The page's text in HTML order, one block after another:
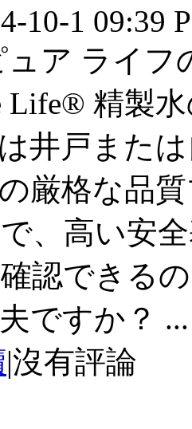
10-1 09:39
ア ライフ
Life® 精製
井戸また
厳格な品
、高い安
認できる
ですか？ ...
|沒有評論